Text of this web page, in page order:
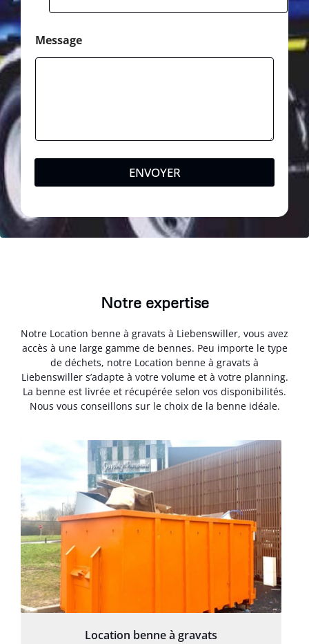
Message
ENVOYER
Notre expertise
Notre Location benne à gravats à Liebenswiller, vous avez
accès à une large gamme de bennes. Peu importe le type
de déchets, notre Location benne à gravats à
Liebenswiller s’adapte à votre volume et à votre planning.
La benne est livrée et récupérée selon vos disponibilités.
Nous vous conseillons sur le choix de la benne idéale.
Location benne à gravats